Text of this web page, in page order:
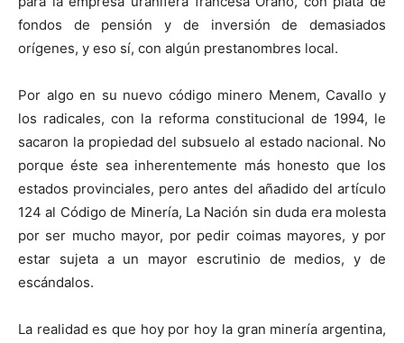
fondos de pensión y de inversión de demasiados
orígenes, y eso sí, con algún prestanombres local.
Por algo en su nuevo código minero Menem, Cavallo y
los radicales, con la reforma constitucional de 1994, le
sacaron la propiedad del subsuelo al estado nacional. No
porque éste sea inherentemente más honesto que los
estados provinciales, pero antes del añadido del artículo
124 al Código de Minería, La Nación sin duda era molesta
por ser mucho mayor, por pedir coimas mayores, y por
estar sujeta a un mayor escrutinio de medios, y de
escándalos.
La realidad es que hoy por hoy la gran minería argentina,